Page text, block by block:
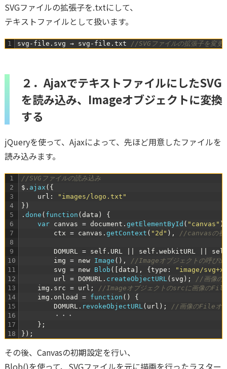
SVGファイルの拡張子を.txtにして、
テキストファイルとして扱います。
1 svg - file . svg → svg - file . txt //SVGファイルの拡張子を変更
２．AjaxでテキストファイルにしたSVG
を読み込み、Imageオブジェクトに変換
する
jQueryを使って、Ajaxによって、先ほど用意したファイルを
読み込みます。
1
2
3
4
5
6
7
8
9
10
11
12
13
14
15
16
17
18
//SVGファイルの読み込み
$ . ajax ( {
url :
"images/logo.txt"
} )
. done ( function ( data )
{
var
canvas = document . getElementById ( "canvas" )
ctx = canvas . getContext ( "2d" ) , //canvasの初
DOMURL = self . URL self . webkitURL
img = new Image ( ) ,
//Imageオブジェクトの呼び出
svg = new Blob ( data , { type :
"image/
url = DOMURL. createObjectURL( svg ) ;
//画像の
img . src = url ;
//Imageオブジェクトのsrcに画像のFile
img . onload = function ( )
{
DOMURL. revokeObjectURL( url ) ;
//画像のFileオブ
・・・
} ;
} ) ;
その後、Canvasの初期設定を行い、